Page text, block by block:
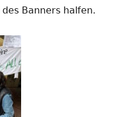
Banners halfen.